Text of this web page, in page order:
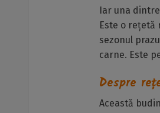
Iar una
Este o rețetă
sezonul
carne. Este
Despre
Această